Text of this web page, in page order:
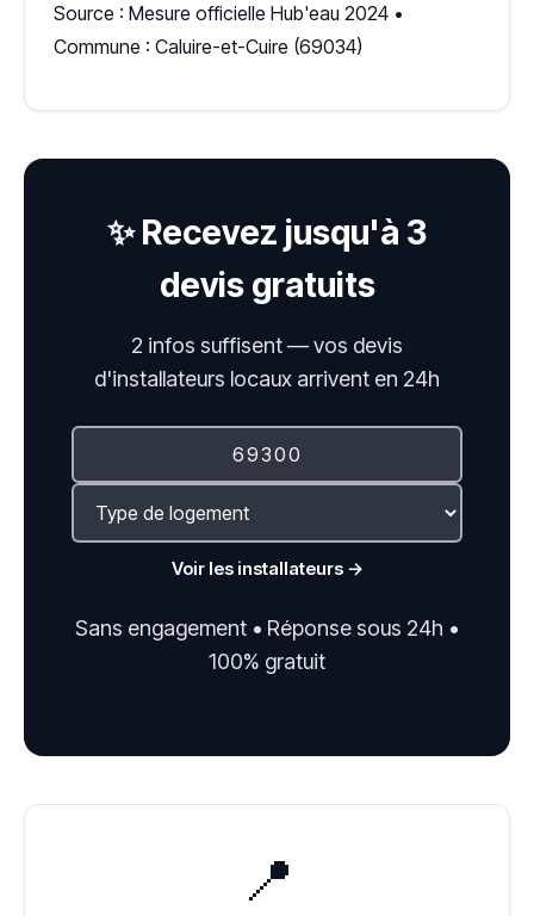
Source : Mesure officielle Hub'eau 2024 •
Commune : Caluire-et-Cuire (69034)
✨ Recevez jusqu'à 3
devis gratuits
2 infos suffisent — vos devis
d'installateurs locaux arrivent en 24h
Voir les installateurs →
Sans engagement • Réponse sous 24h •
100% gratuit
📍